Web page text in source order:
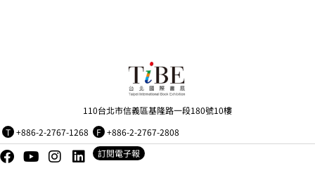
110台北市信義區基隆路一段180號10樓
T +886-2-2767-1268 F +886-2-2767-2808
訂閱電子報